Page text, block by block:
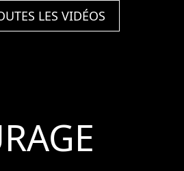
LES VIDÉOS